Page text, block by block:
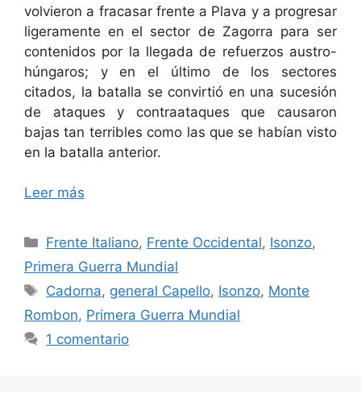
volvieron a fracasar frente a Plava y a progresar
ligeramente en el sector de Zagorra para ser
contenidos por la llegada de refuerzos austro-
húngaros; y en el último de los sectores
citados, la batalla se convirtió en una sucesión
de ataques y contraataques que causaron
bajas tan terribles como las que se habían visto
en la batalla anterior.
Leer más
Categorías
Frente Italiano, Frente Occidental, Isonzo,
Primera Guerra Mundial
Etiquetas
Cadorna, general Capello, Isonzo, Monte
Rombon, Primera Guerra Mundial
1 comentario